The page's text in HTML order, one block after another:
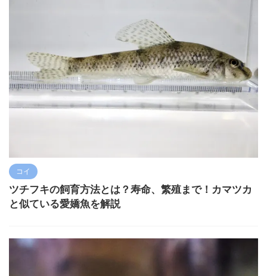
コイ
ツチフキの飼育方法とは？寿命、繁殖まで！カマツカ
と似ている愛嬌魚を解説